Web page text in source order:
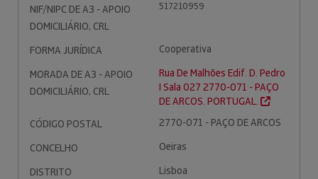
NIF/NIPC DE A3 - APOIO
DOMICILIÁRIO, CRL
517210959
FORMA JURÍDICA
Cooperativa
MORADA DE A3 - APOIO
DOMICILIÁRIO, CRL
Rua De Malhões Edif. D. Pedro
I Sala 027 2770-071 - PAÇO
DE ARCOS. PORTUGAL.
CÓDIGO POSTAL
2770-071 - PAÇO DE ARCOS
CONCELHO
Oeiras
DISTRITO
Lisboa